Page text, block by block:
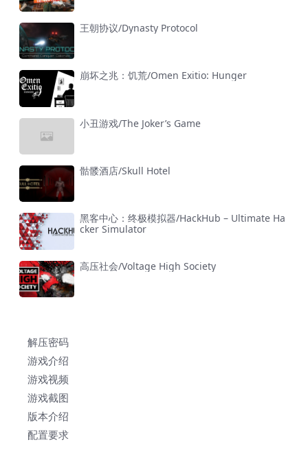
王朝协议/Dynasty Protocol
崩坏之兆：饥荒/Omen Exitio: Hunger
小丑游戏/The Joker’s Game
骷髅酒店/Skull Hotel
黑客中心：终极模拟器/HackHub – Ultimate Ha
cker Simulator
高压社会/Voltage High Society
解压密码
游戏介绍
游戏视频
游戏截图
版本介绍
配置要求